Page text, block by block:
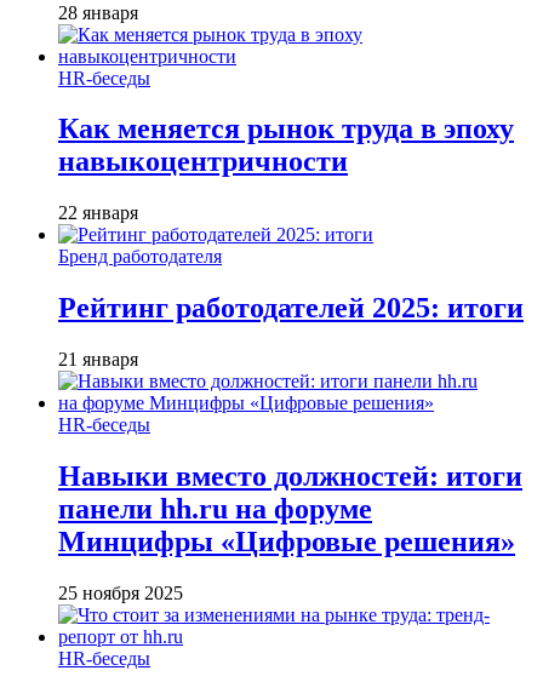
28 января
HR-беседы
Как меняется рынок труда в эпоху
навыкоцентричности
22 января
Бренд работодателя
Рейтинг работодателей 2025: итоги
21 января
HR-беседы
Навыки вместо должностей: итоги
панели hh.ru на форуме
Минцифры «Цифровые решения»
25 ноября 2025
HR-беседы